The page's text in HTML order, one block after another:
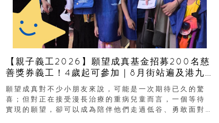
【親子義工2026】願望成真基金招募200名慈
善獎券義工！4歲起可參加｜8月街站遍及港九
新界
願望成真對不少小朋友來說，可能是一次期待已久的驚
喜；但對正在接受漫長治療的重病兒童而言，一個等待
實現的願望，卻可以成為陪伴他們走過低谷、勇敢面對